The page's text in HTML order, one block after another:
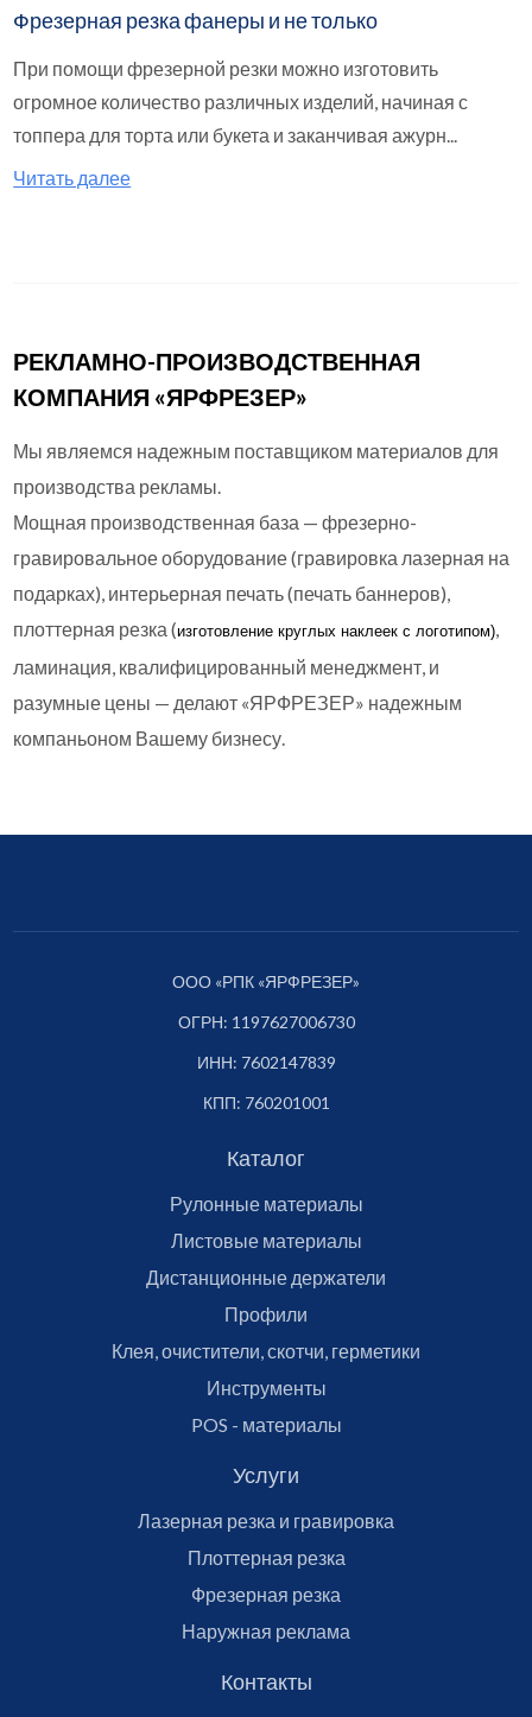
Фрезерная резка фанеры и не только
При помощи фрезерной резки можно изготовить
огромное количество различных изделий, начиная с
топпера для торта или букета и заканчивая ажурн...
Читать далее
РЕКЛАМНО-ПРОИЗВОДСТВЕННАЯ
КОМПАНИЯ «ЯРФРЕЗЕР»
Мы являемся надежным поставщиком материалов для
производства рекламы.
Мощная производственная база — фрезерно-
гравировальное оборудование (гравировка лазерная на
подарках), интерьерная печать (печать баннеров),
плоттерная резка (изготовление круглыхнаклеек с логотипом),
ламинация, квалифицированный менеджмент, и
разумные цены — делают «ЯРФРЕЗЕР» надежным
компаньоном Вашему бизнесу.
ООО «РПК «ЯРФРЕЗЕР»
ОГРН: 1197627006730
ИНН: 7602147839
КПП: 760201001
Каталог
Рулонные материалы
Листовые материалы
Дистанционные держатели
Профили
Клея, очистители, скотчи, герметики
Инструменты
POS - материалы
Услуги
Лазерная резка и гравировка
Плоттерная резка
Фрезерная резка
Наружная реклама
Контакты